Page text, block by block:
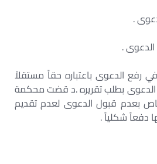
.
.
رفع الدعوى باعتباره حقاً مستقلاً
بطلب تقريره .د قضت محكمة
بعدم قبول الدعوى لعدم تقديم
دفعاً شكلياً .